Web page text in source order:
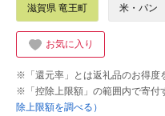
滋賀県 竜王町 米・パン
お気に入り
※「還元率」とは返礼品のお得度
※「控除上限額」の範囲内で寄付
除上限額を調べる）